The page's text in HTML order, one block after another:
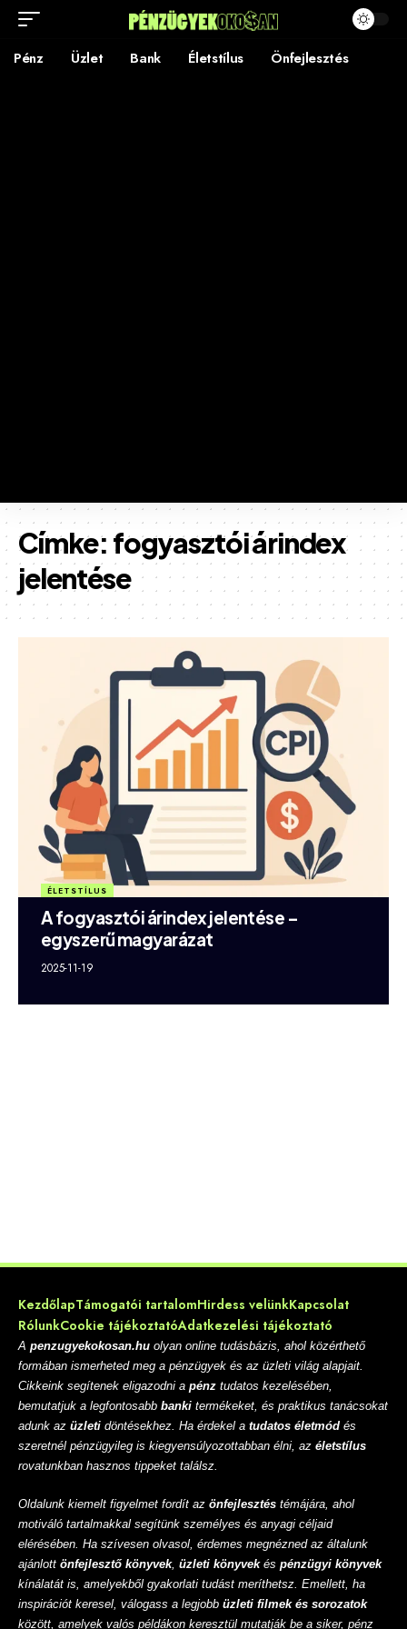
Pénz Üzlet Bank Életstílus Önfejlesztés
Címke: fogyasztói árindex
jelentése
ÉLETSTÍLUS
A fogyasztói árindex jelentése –
egyszerű magyarázat
2025-11-19
KezdőlapTámogatói tartalomHirdess velünkKapcsolat
RólunkCookie tájékoztatóAdatkezelési tájékoztató
A penzugyekokosan.hu olyan online tudásbázis, ahol közérthető
formában ismerheted meg a pénzügyek és az üzleti világ alapjait.
Cikkeink segítenek eligazodni a pénz tudatos kezelésében,
bemutatjuk a legfontosabb banki termékeket, és praktikus tanácsokat
adunk az üzleti döntésekhez. Ha érdekel a tudatos életmód és
szeretnél pénzügyileg is kiegyensúlyozottabban élni, az életstílus
rovatunkban hasznos tippeket találsz.
Oldalunk kiemelt figyelmet fordít az önfejlesztés témájára, ahol
motiváló tartalmakkal segítünk személyes és anyagi céljaid
elérésében. Ha szívesen olvasol, érdemes megnézned az általunk
ajánlott önfejlesztő könyvek, üzleti könyvekés pénzügyi könyvek
kínálatát is, amelyekből gyakorlati tudást meríthetsz. Emellett, ha
inspirációt keresel, válogass a legjobb üzleti filmek és sorozatok
között, amelyek valós példákon keresztül mutatják be a siker, pénz